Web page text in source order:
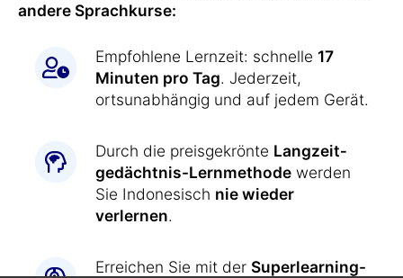
andere Sprachkurse:
Empfohlene Lernzeit: schnelle 17
Minuten pro Tag. Jederzeit,
ortsunabhängig und auf jedem Gerät.
Durch die preisgekrönte Langzeit­
gedächtnis-Lernmethode werden
Sie Indonesisch nie wieder
verlernen.
Erreichen Sie mit der Superlearning-